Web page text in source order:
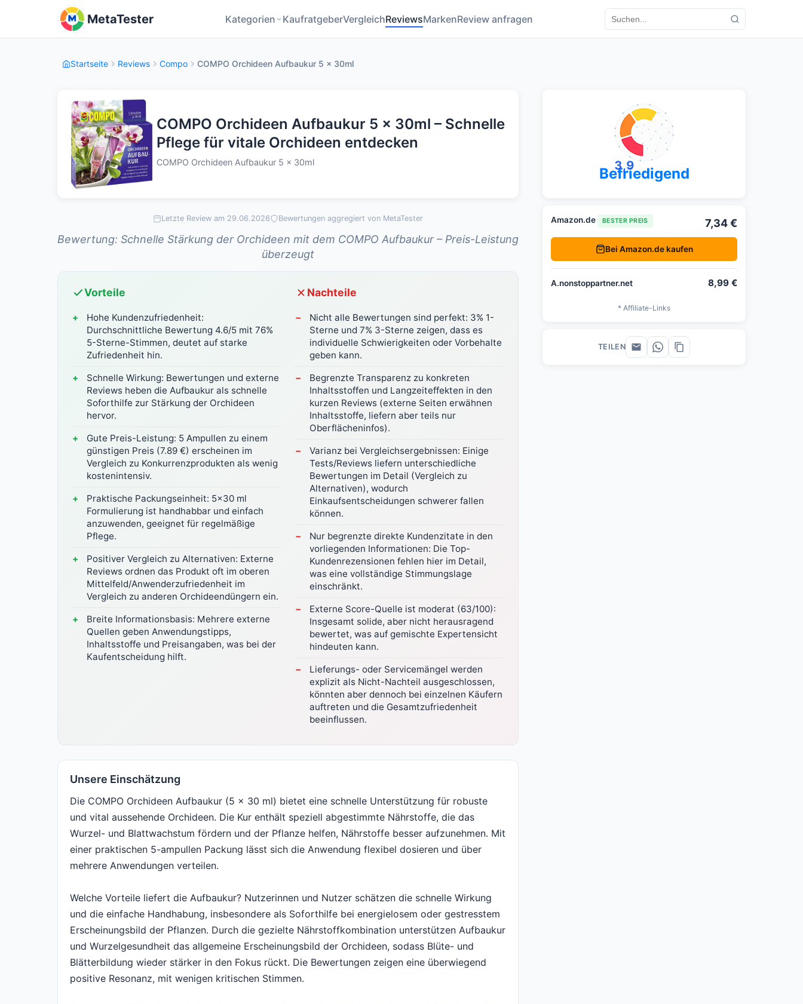
MetaTester Kategorien KaufratgeberVergleichReviewsMarkenReview anfragen
Startseite Reviews Compo COMPO Orchideen Aufbaukur 5 x 30ml
COMPO Orchideen Aufbaukur 5 x 30ml – Schnelle
Pflege für vitale Orchideen entdecken
COMPO Orchideen Aufbaukur 5 x 30ml
Letzte Review am 29.06.2026 Bewertungen aggregiert von MetaTester
Bewertung: Schnelle Stärkung der Orchideen mit dem COMPO Aufbaukur – Preis-Leistung
überzeugt
Vorteile
Hohe Kundenzufriedenheit:
Durchschnittliche Bewertung 4.6/5 mit 76%
5-Sterne-Stimmen, deutet auf starke
Zufriedenheit hin.
Schnelle Wirkung: Bewertungen und externe
Reviews heben die Aufbaukur als schnelle
Soforthilfe zur Stärkung der Orchideen
hervor.
Gute Preis-Leistung: 5 Ampullen zu einem
günstigen Preis (7.89 €) erscheinen im
Vergleich zu Konkurrenzprodukten als wenig
kostenintensiv.
Praktische Packungseinheit: 5x30 ml
Formulierung ist handhabbar und einfach
anzuwenden, geeignet für regelmäßige
Pflege.
Positiver Vergleich zu Alternativen: Externe
Reviews ordnen das Produkt oft im oberen
Mittelfeld/Anwenderzufriedenheit im
Vergleich zu anderen Orchideendüngern ein.
Breite Informationsbasis: Mehrere externe
Quellen geben Anwendungstipps,
Inhaltsstoffe und Preisangaben, was bei der
Kaufentscheidung hilft.
Nachteile
Nicht alle Bewertungen sind perfekt: 3% 1-
Sterne und 7% 3-Sterne zeigen, dass es
individuelle Schwierigkeiten oder Vorbehalte
geben kann.
Begrenzte Transparenz zu konkreten
Inhaltsstoffen und Langzeiteffekten in den
kurzen Reviews (externe Seiten erwähnen
Inhaltsstoffe, liefern aber teils nur
Oberflächeninfos).
Varianz bei Vergleichsergebnissen: Einige
Tests/Reviews liefern unterschiedliche
Bewertungen im Detail (Vergleich zu
Alternativen), wodurch
Einkaufsentscheidungen schwerer fallen
können.
Nur begrenzte direkte Kundenzitate in den
vorliegenden Informationen: Die Top-
Kundenrezensionen fehlen hier im Detail,
was eine vollständige Stimmungslage
einschränkt.
Externe Score-Quelle ist moderat (63/100):
Insgesamt solide, aber nicht herausragend
bewertet, was auf gemischte Expertensicht
hindeuten kann.
Lieferungs- oder Servicemängel werden
explizit als Nicht-Nachteil ausgeschlossen,
könnten aber dennoch bei einzelnen Käufern
auftreten und die Gesamtzufriedenheit
beeinflussen.
Unsere Einschätzung
Die COMPO Orchideen Aufbaukur (5 x 30 ml) bietet eine schnelle Unterstützung für robuste
und vital aussehende Orchideen. Die Kur enthält speziell abgestimmte Nährstoffe, die das
Wurzel- und Blattwachstum fördern und der Pflanze helfen, Nährstoffe besser aufzunehmen. Mit
einer praktischen 5-ampullen Packung lässt sich die Anwendung flexibel dosieren und über
mehrere Anwendungen verteilen.
Welche Vorteile liefert die Aufbaukur? Nutzerinnen und Nutzer schätzen die schnelle Wirkung
und die einfache Handhabung, insbesondere als Soforthilfe bei energielosem oder gestresstem
Erscheinungsbild der Pflanzen. Durch die gezielte Nährstoffkombination unterstützen Aufbaukur
und Wurzelgesundheit das allgemeine Erscheinungsbild der Orchideen, sodass Blüte- und
Blätterbildung wieder stärker in den Fokus rückt. Die Bewertungen zeigen eine überwiegend
positive Resonanz, mit wenigen kritischen Stimmen.
3,9
Befriedigend
Amazon.de BESTER PREIS 7,34 €
Bei Amazon.de kaufen
A.nonstoppartner.net 8,99 €
* Affiliate-Links
TEILEN